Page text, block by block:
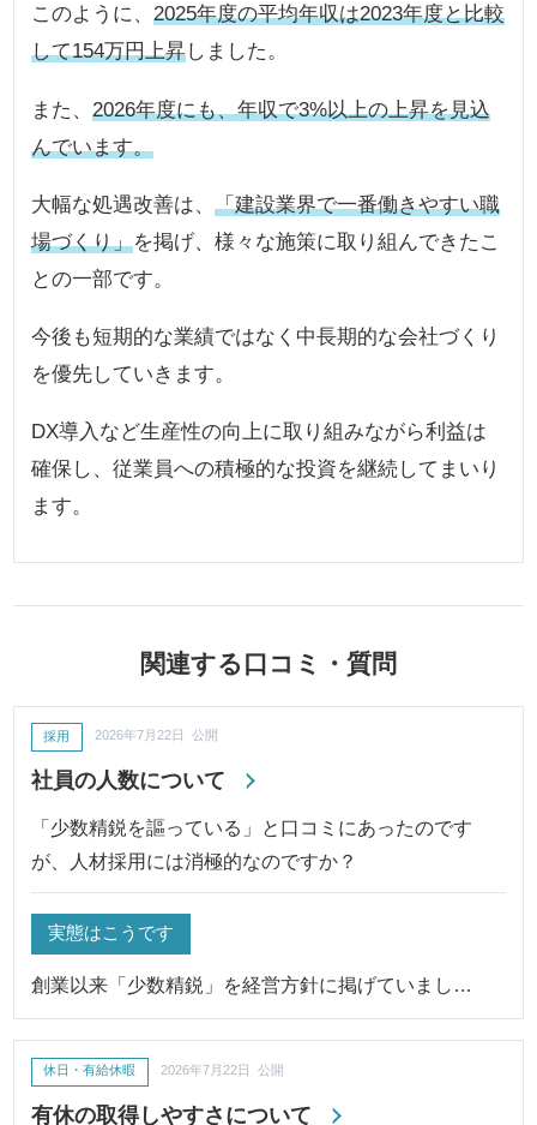
このように、2025年度の平均年収は2023年度と比較
して154万円上昇しました。
また、2026年度にも、年収で3%以上の上昇を見込
んでいます。
大幅な処遇改善は、「建設業界で一番働きやすい職
場づくり」を掲げ、様々な施策に取り組んできたこ
との一部です。
今後も短期的な業績ではなく中長期的な会社づくり
を優先していきます。
DX導入など生産性の向上に取り組みながら利益は
確保し、従業員への積極的な投資を継続してまいり
ます。
関連する口コミ・質問
社員の人数について
採用 2026年7月22日 公開
「少数精鋭を謳っている」と口コミにあったのです
が、人材採用には消極的なのですか？
実態はこうです
創業以来「少数精鋭」を経営方針に掲げていまし…
有休の取得しやすさについて
休日・有給休暇 2026年7月22日 公開